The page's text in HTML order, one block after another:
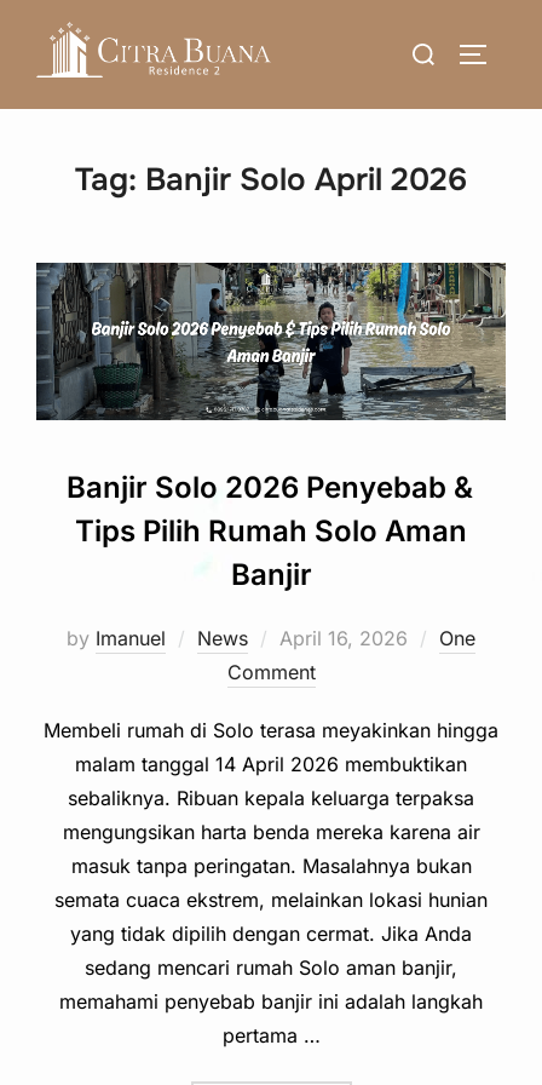
content
Search
Tag: Banjir Solo April 2026
Banjir Solo 2026 Penyebab &
Tips Pilih Rumah Solo Aman
Banjir
by Imanuel News
Posted
on
April 16, 2026
One
Comment
Membeli rumah di Solo terasa meyakinkan hingga
malam tanggal 14 April 2026 membuktikan
sebaliknya. Ribuan kepala keluarga terpaksa
mengungsikan harta benda mereka karena air
masuk tanpa peringatan. Masalahnya bukan
semata cuaca ekstrem, melainkan lokasi hunian
yang tidak dipilih dengan cermat. Jika Anda
sedang mencari rumah Solo aman banjir,
memahami penyebab banjir ini adalah langkah
pertama …